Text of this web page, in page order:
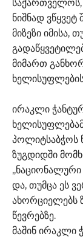
ნიშნად ვწყვეტ
მიზეზი იმისა,
მიმართ
ირაკლი
პოლიტსაბჭოს
ზუგდიდში
და, თუმცა ეს
ახორციელებს
წევრებზე.
მაშინ ირაკლი